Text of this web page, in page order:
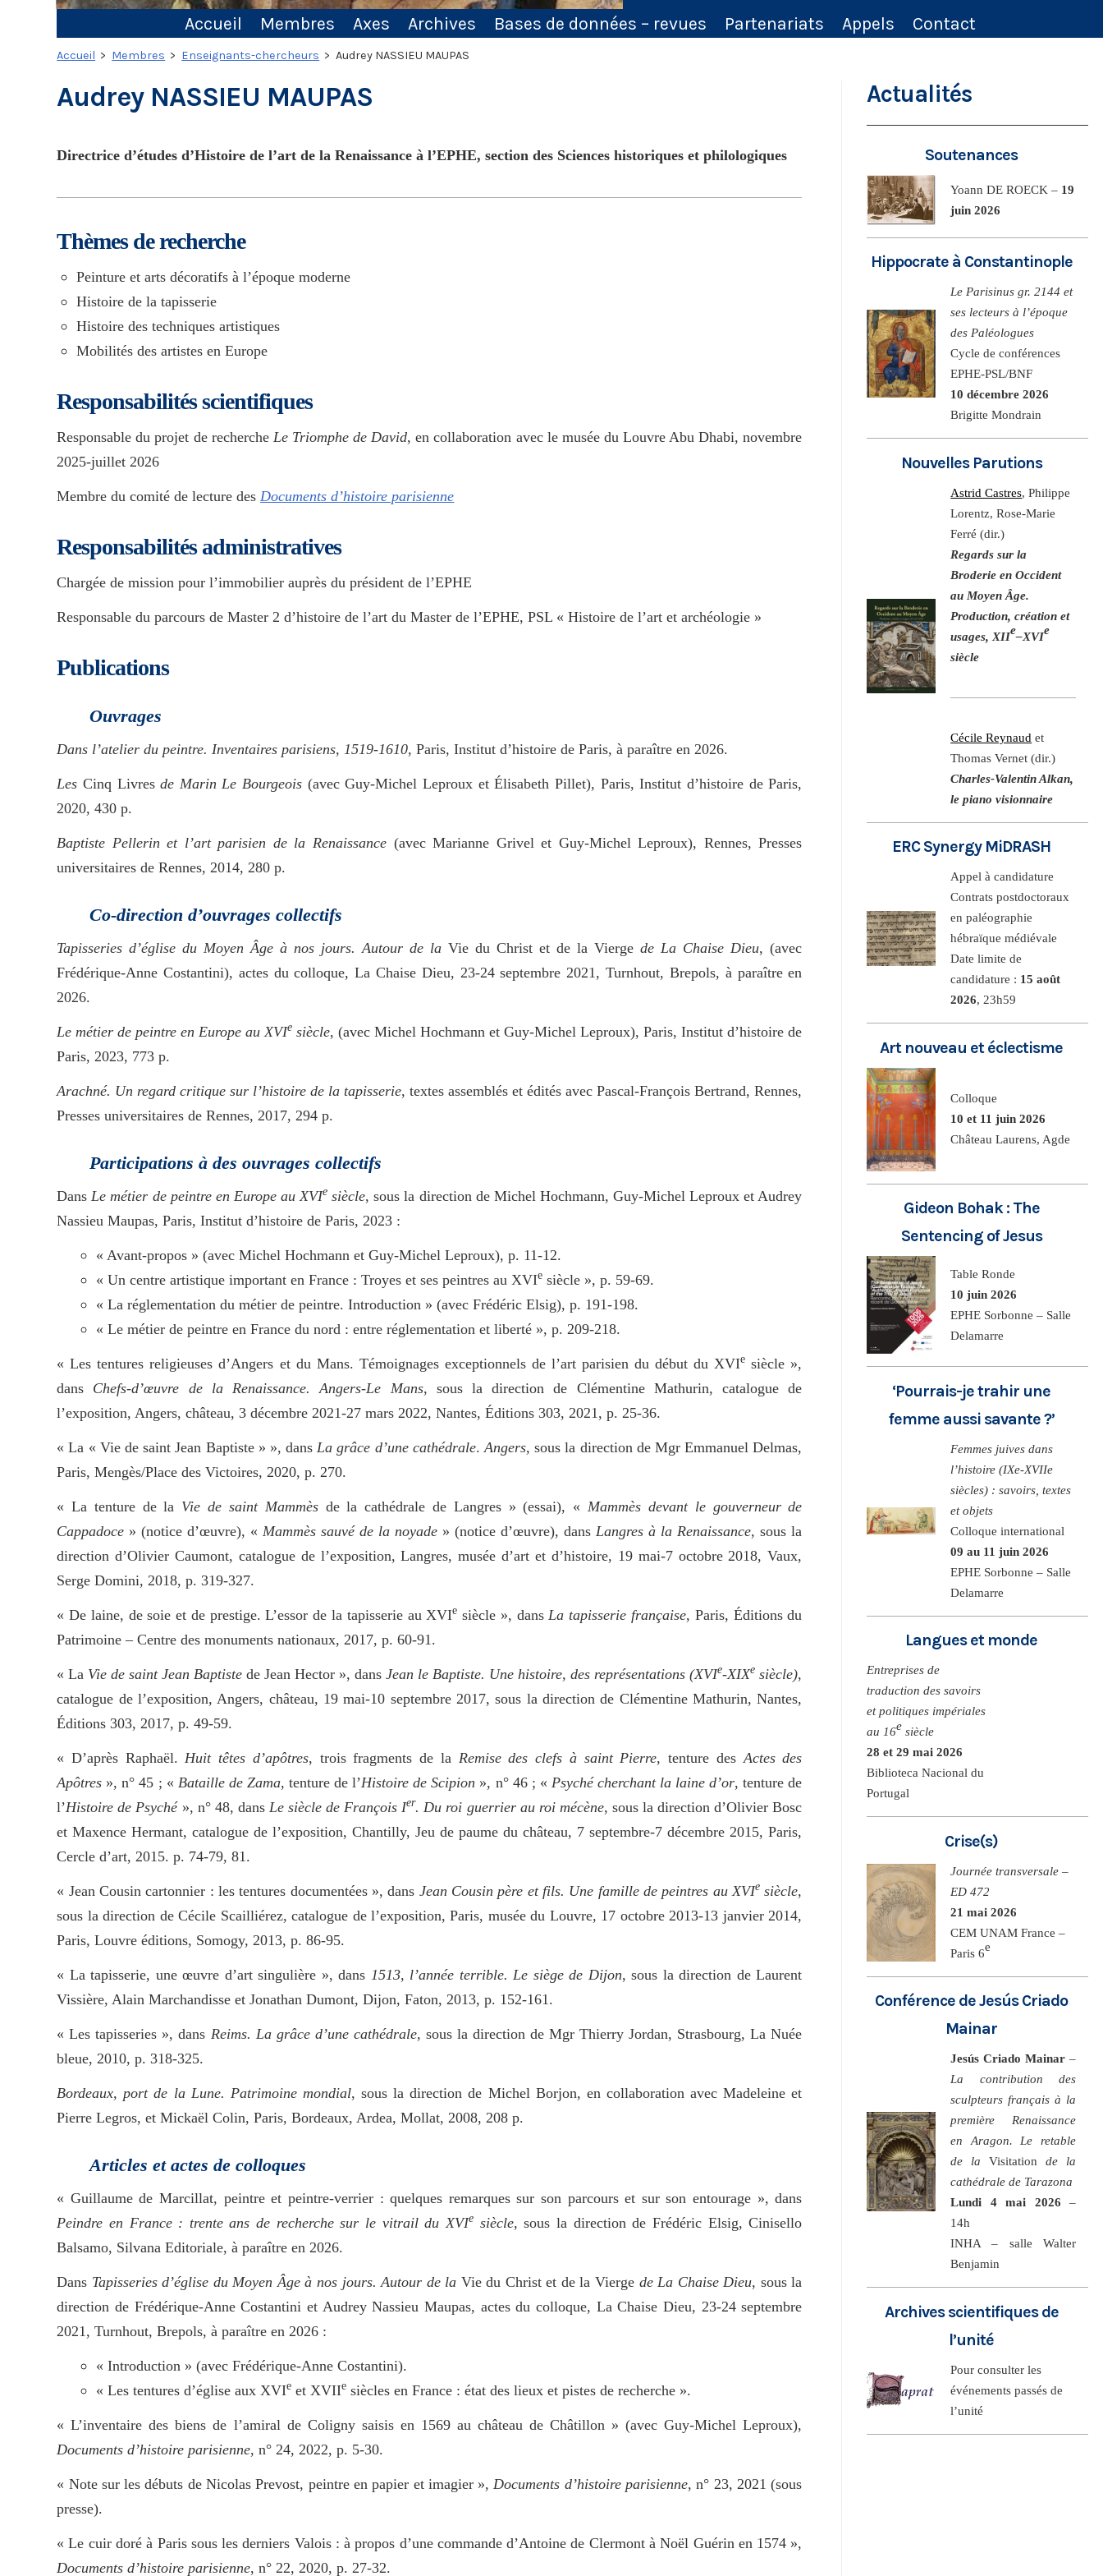
Accueil Membres Axes Archives Bases de données – revues Partenariats Appels Contact
Accueil > Membres > Enseignants-chercheurs > Audrey NASSIEU MAUPAS
Audrey NASSIEU MAUPAS
Directrice d’études d’Histoire de l’art de la Renaissance à l’EPHE, section des Sciences historiques et philologiques
Thèmes de recherche
Peinture et arts décoratifs à l’époque moderne
Histoire de la tapisserie
Histoire des techniques artistiques
Mobilités des artistes en Europe
Responsabilités scientifiques
Responsable du projet de recherche Le Triomphe de David, en collaboration avec le musée du Louvre Abu Dhabi, novembre
2025-juillet 2026
Membre du comité de lecture des Documents d’histoire parisienne
Responsabilités administratives
Chargée de mission pour l’immobilier auprès du président de l’EPHE
Responsable du parcours de Master 2 d’histoire de l’art du Master de l’EPHE, PSL « Histoire de l’art et archéologie »
Publications
Ouvrages
Dans l’atelier du peintre. Inventaires parisiens, 1519-1610, Paris, Institut d’histoire de Paris, à paraître en 2026.
Les Cinq Livresde Marin Le Bourgeois (avec Guy-Michel Leproux et Élisabeth Pillet), Paris, Institut d’histoire de Paris,
2020, 430 p.
Baptiste Pellerin et l’art parisien de la Renaissance (avec Marianne Grivel et Guy-Michel Leproux), Rennes, Presses
universitaires de Rennes, 2014, 280 p.
Co-direction d’ouvrages collectifs
Tapisseries d’église du Moyen Âge à nos jours. Autour de laVie du Christ et de la Vierge de La Chaise Dieu, (avec
Frédérique-Anne Costantini), actes du colloque, La Chaise Dieu, 23-24 septembre 2021, Turnhout, Brepols, à paraître en
2026.
Le métier de peintre en Europe au XVIe siècle, (avec Michel Hochmann et Guy-Michel Leproux), Paris, Institut d’histoire de
Paris, 2023, 773 p.
Arachné. Un regard critique sur l’histoire de la tapisserie, textes assemblés et édités avec Pascal-François Bertrand, Rennes,
Presses universitaires de Rennes, 2017, 294 p.
Participations à des ouvrages collectifs
Dans Le métier de peintre en Europe au XVIe siècle, sous la direction de Michel Hochmann, Guy-Michel Leproux et Audrey
Nassieu Maupas, Paris, Institut d’histoire de Paris, 2023 :
« Avant-propos » (avec Michel Hochmann et Guy-Michel Leproux), p. 11-12.
« Un centre artistique important en France : Troyes et ses peintres au XVIe siècle », p. 59-69.
« La réglementation du métier de peintre. Introduction » (avec Frédéric Elsig), p. 191-198.
« Le métier de peintre en France du nord : entre réglementation et liberté », p. 209-218.
« Les tentures religieuses d’Angers et du Mans. Témoignages exceptionnels de l’art parisien du début du XVIe siècle »,
dans Chefs-d’œuvre de la Renaissance. Angers-Le Mans, sous la direction de Clémentine Mathurin, catalogue de
l’exposition, Angers, château, 3 décembre 2021-27 mars 2022, Nantes, Éditions 303, 2021, p. 25-36.
« La « Vie de saint Jean Baptiste » », dans La grâce d’une cathédrale.Angers, sous la direction de Mgr Emmanuel Delmas,
Paris, Mengès/Place des Victoires, 2020, p. 270.
« La tenture de la Vie de saint Mammèsde la cathédrale de Langres » (essai), « Mammès devant le gouverneur de
Cappadoce » (notice d’œuvre), « Mammès sauvé de la noyade » (notice d’œuvre), dans Langres à la Renaissance, sous la
direction d’Olivier Caumont, catalogue de l’exposition, Langres, musée d’art et d’histoire, 19 mai-7 octobre 2018, Vaux,
Serge Domini, 2018, p. 319-327.
« De laine, de soie et de prestige. L’essor de la tapisserie au XVIe siècle », dans La tapisserie française, Paris, Éditions du
Patrimoine – Centre des monuments nationaux, 2017, p. 60-91.
« La Vie de saint Jean Baptiste de Jean Hector », dansJean le Baptiste. Une histoire, des représentations (XVIe-XIXe siècle),
catalogue de l’exposition, Angers, château, 19 mai-10 septembre 2017, sous la direction de Clémentine Mathurin, Nantes,
Éditions 303, 2017, p. 49-59.
« D’après Raphaël. Huit têtes d’apôtres, trois fragments de la Remise des clefs à saint Pierre, tenture des Actes des
Apôtres », n° 45 ; « Bataille de Zama, tenture de l’Histoire de Scipion », n° 46 ; « Psyché cherchant la laine d’or, tenture de
l’Histoire de Psyché », n° 48, dans Le siècle de François Ier. Du roi guerrier au roi mécène, sous la direction d’Olivier Bosc
et Maxence Hermant, catalogue de l’exposition, Chantilly, Jeu de paume du château, 7 septembre-7 décembre 2015, Paris,
Cercle d’art, 2015. p. 74-79, 81.
« Jean Cousin cartonnier : les tentures documentées », dans Jean Cousin père et fils. Une famille de peintres au XVIesiècle,
sous la direction de Cécile Scailliérez, catalogue de l’exposition, Paris, musée du Louvre, 17 octobre 2013-13 janvier 2014,
Paris, Louvre éditions, Somogy, 2013, p. 86-95.
« La tapisserie, une œuvre d’art singulière », dans 1513, l’année terrible. Le siège de Dijon, sous la direction de Laurent
Vissière, Alain Marchandisse et Jonathan Dumont, Dijon, Faton, 2013, p. 152-161.
« Les tapisseries », dans Reims. La grâce d’une cathédrale, sous la direction de Mgr Thierry Jordan, Strasbourg, La Nuée
bleue, 2010, p. 318-325.
Bordeaux, port de la Lune. Patrimoine mondial, sous la direction de Michel Borjon, en collaboration avec Madeleine et
Pierre Legros, et Mickaël Colin, Paris, Bordeaux, Ardea, Mollat, 2008, 208 p.
Articles et actes de colloques
« Guillaume de Marcillat, peintre et peintre-verrier : quelques remarques sur son parcours et sur son entourage », dans
Peindre en France : trente ans de recherche sur le vitrail du XVIe siècle, sous la direction de Frédéric Elsig, Cinisello
Balsamo, Silvana Editoriale, à paraître en 2026.
Dans Tapisseries d’église du Moyen Âge à nos jours. Autour de la Vie du Christ et de la Vierge de La Chaise Dieu, sous la
direction de Frédérique-Anne Costantini et Audrey Nassieu Maupas, actes du colloque, La Chaise Dieu, 23-24 septembre
2021, Turnhout, Brepols, à paraître en 2026 :
« Introduction » (avec Frédérique-Anne Costantini).
« Les tentures d’église aux XVIe et XVIIe siècles en France : état des lieux et pistes de recherche ».
« L’inventaire des biens de l’amiral de Coligny saisis en 1569 au château de Châtillon » (avec Guy-Michel Leproux),
Documents d’histoire parisienne, n° 24, 2022, p. 5-30.
« Note sur les débuts de Nicolas Prevost, peintre en papier et imagier », Documents d’histoire parisienne, n° 23, 2021 (sous
presse).
« Le cuir doré à Paris sous les derniers Valois : à propos d’une commande d’Antoine de Clermont à Noël Guérin en 1574 »,
Documents d’histoire parisienne, n° 22, 2020, p. 27-32.
Actualités
Soutenances
Yoann DE ROECK – 19
juin 2026
Hippocrate à Constantinople
Le Parisinus gr. 2144 et
ses lecteurs à l’époque
des Paléologues
Cycle de conférences
EPHE-PSL/BNF
10 décembre 2026
Brigitte Mondrain
Nouvelles Parutions
Astrid Castres, Philippe
Lorentz, Rose-Marie
Ferré (dir.)
Regards sur la
Broderie en Occident
au Moyen Âge.
Production, création et
usages, XIIe–XVIe
siècle
Cécile Reynaud et
Thomas Vernet (dir.)
Charles-Valentin Alkan,
le piano visionnaire
ERC Synergy MiDRASH
Appel à candidature
Contrats postdoctoraux
en paléographie
hébraïque médiévale
Date limite de
candidature : 15 août
2026, 23h59
Art nouveau et éclectisme
Colloque
10 et 11 juin 2026
Château Laurens, Agde
Gideon Bohak : The
Sentencing of Jesus
Table Ronde
10 juin 2026
EPHE Sorbonne – Salle
Delamarre
‘Pourrais-je trahir une
femme aussi savante ?’
Femmes juives dans
l’histoire (IXe-XVIIe
siècles) : savoirs, textes
et objets
Colloque international
09 au 11 juin 2026
EPHE Sorbonne – Salle
Delamarre
Langues et monde
Entreprises de
traduction des savoirs
et politiques impériales
au 16e siècle
28 et 29 mai 2026
Biblioteca Nacional du
Portugal
Crise(s)
Journée transversale –
ED 472
21 mai 2026
CEM UNAM France –
Paris 6e
Conférence de Jesús Criado
Mainar
Jesús Criado Mainar –
La contribution des
sculpteurs français à la
première Renaissance
en Aragon. Le retable
de la Visitationde la
cathédrale de Tarazona
Lundi 4 mai 2026 –
14h
INHA – salle Walter
Benjamin
Archives scientifiques de
l’unité
Pour consulter les
événements passés de
l’unité